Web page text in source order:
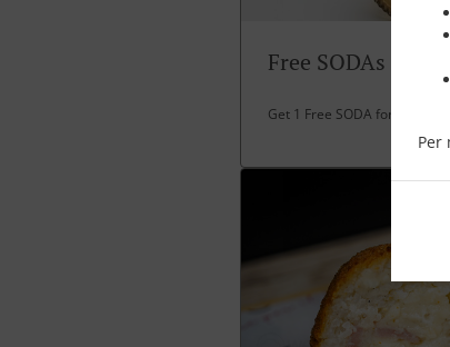
Per
Free SODAs
Get 1 Free SODA for over 30